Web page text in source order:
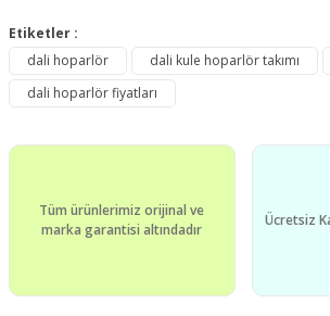
konularda yetersiz gördüğünüz noktaları
Görüş ve önerileriniz için teşekkür ederiz.
Ürün açıklamasında eksik bilgiler bulunuyor.
Ürün fiyatı diğer sitelerden daha pahalı.
Etiketler :
dali hoparlör
dali kule hoparlör takımı
dali hoparlör fiyatları
Tüm ürünlerimiz orijinal ve
marka garantisi altındadır
Ücretsiz